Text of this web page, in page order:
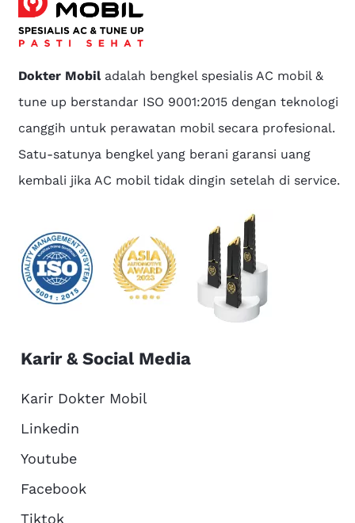
Dokter Mobiladalah bengkel spesialis AC mobil &
tune up berstandar ISO 9001:2015 dengan teknologi
canggih untuk perawatan mobil secara profesional.
Satu-satunya bengkel yang berani garansi uang
kembali jika AC mobil tidak dingin setelah di service.
Karir & Social Media
Karir Dokter Mobil
Linkedin
Youtube
Facebook
Tiktok